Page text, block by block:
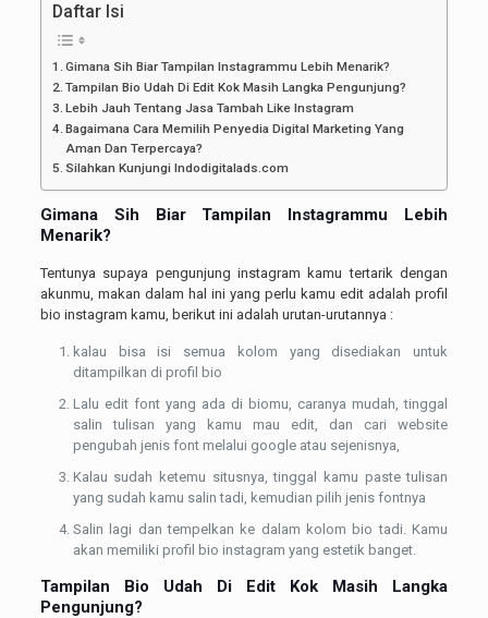
Daftar Isi
Gimana Sih Biar Tampilan Instagrammu Lebih Menarik?
Tampilan Bio Udah Di Edit Kok Masih Langka Pengunjung?
Lebih Jauh Tentang Jasa Tambah Like Instagram
Bagaimana Cara Memilih Penyedia Digital Marketing Yang
Aman Dan Terpercaya?
Silahkan Kunjungi Indodigitalads.com
Gimana Sih Biar Tampilan Instagrammu Lebih
Menarik?
Tentunya supaya pengunjung instagram kamu tertarik dengan
akunmu, makan dalam hal ini yang perlu kamu edit adalah profil
bio instagram kamu, berikut ini adalah urutan-urutannya :
kalau bisa isi semua kolom yang disediakan untuk
ditampilkan di profil bio
Lalu edit font yang ada di biomu, caranya mudah, tinggal
salin tulisan yang kamu mau edit, dan cari website
pengubah jenis font melalui google atau sejenisnya,
Kalau sudah ketemu situsnya, tinggal kamu paste tulisan
yang sudah kamu salin tadi, kemudian pilih jenis fontnya
Salin lagi dan tempelkan ke dalam kolom bio tadi. Kamu
akan memiliki profil bio instagram yang estetik banget.
Tampilan Bio Udah Di Edit Kok Masih Langka
Pengunjung?